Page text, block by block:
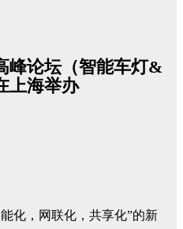
峰论坛（智能车灯&
上海举办
化，网联化，共享化”的新